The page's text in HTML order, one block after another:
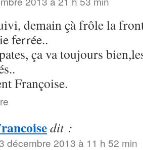
demain çà frôle la
ferrée..
ça va toujours
Françoise.
dit :
décembre 2013 à 11 h 52 min